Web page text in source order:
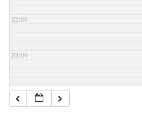
22:00
23:00